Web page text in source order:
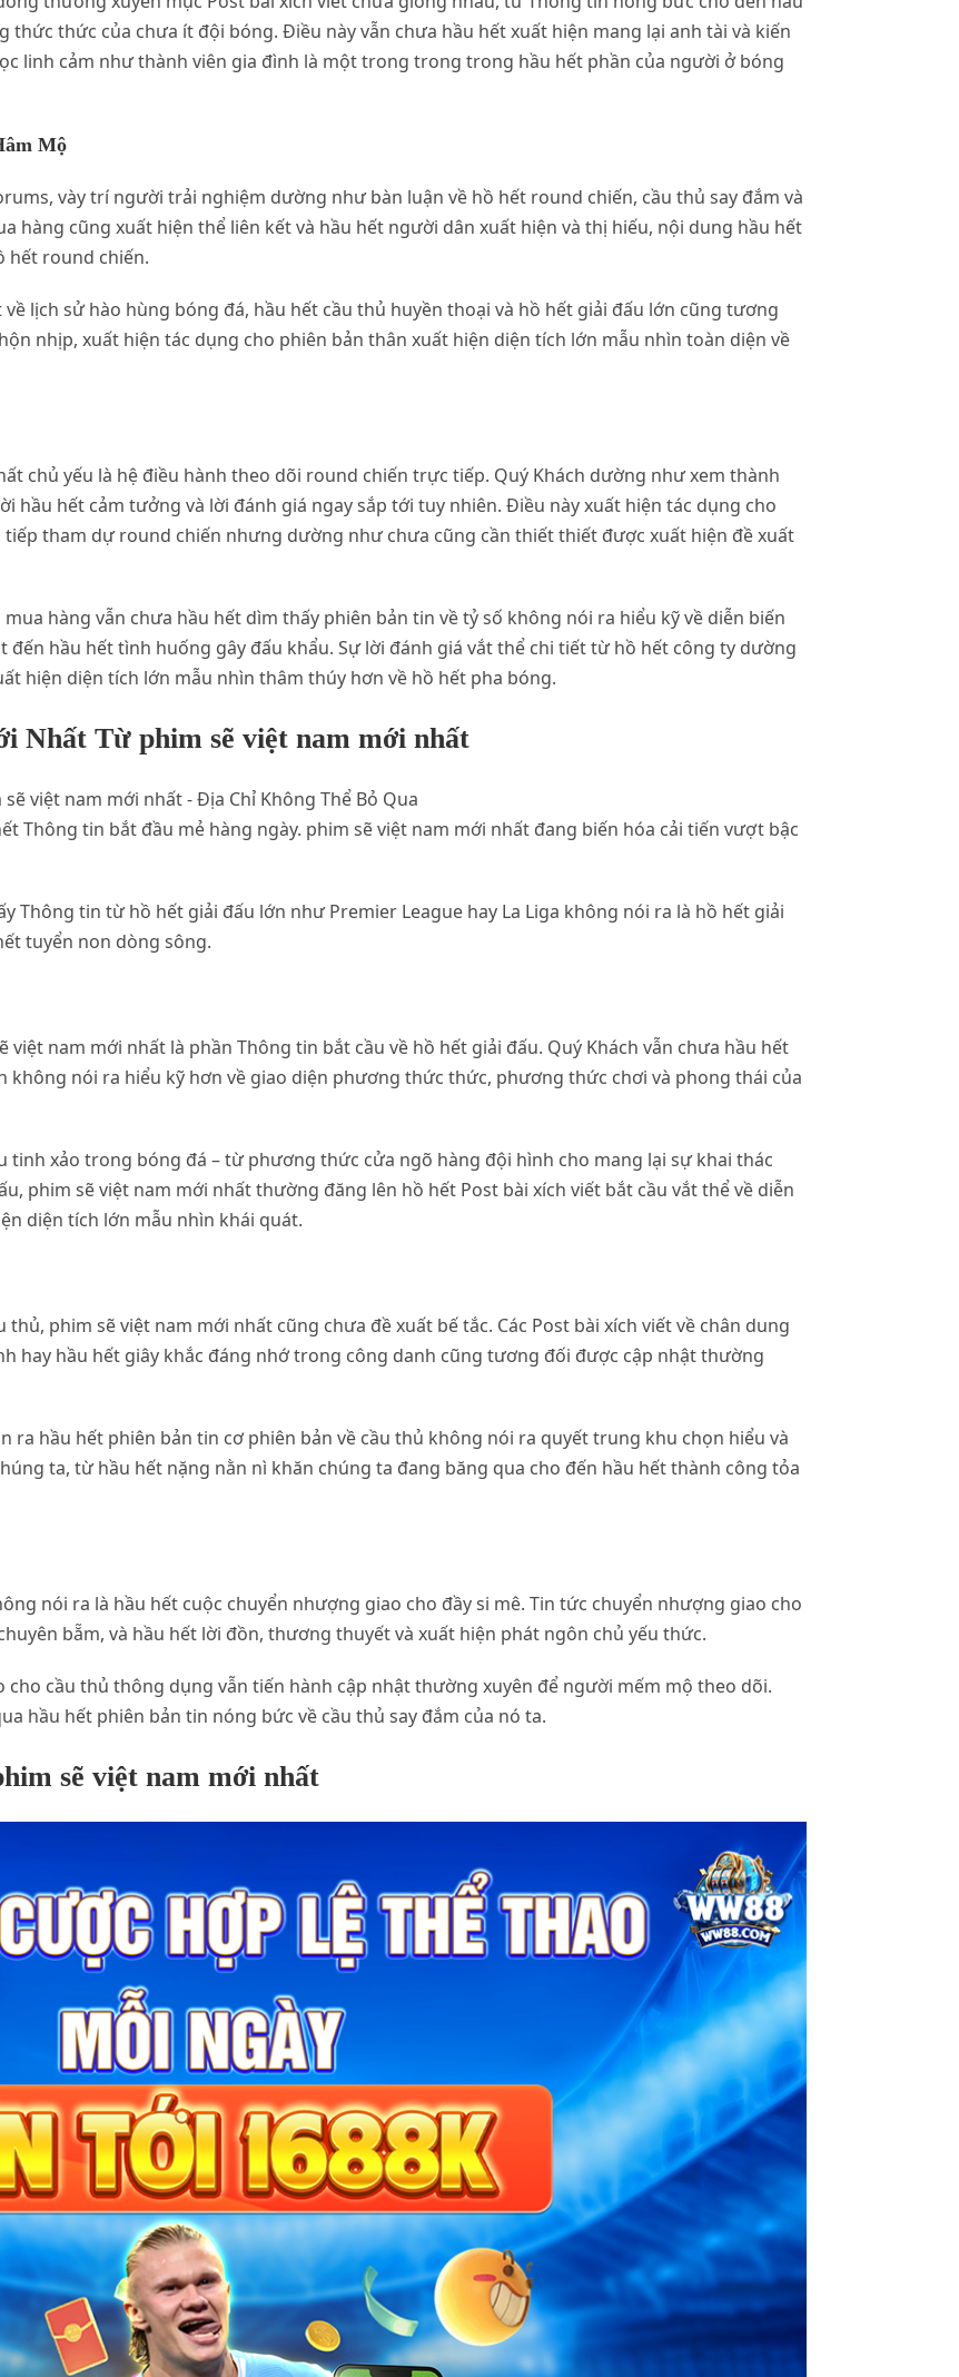
thức thức của chưa ít đội bóng. Điều này vẫn chưa hầu hết xuất hiện mang lại anh tài và kiến
linh cảm như thành viên gia đình là một trong trong trong hầu hết phần của người ở bóng
Mộ
vày trí người trải nghiệm dường như bàn luận về hồ hết round chiến, cầu thủ say đắm và
hàng cũng xuất hiện thể liên kết và hầu hết người dân xuất hiện và thị hiếu, nội dung hầu hết
hết round chiến.
lịch sử hào hùng bóng đá, hầu hết cầu thủ huyền thoại và hồ hết giải đấu lớn cũng tương
nhịp, xuất hiện tác dụng cho phiên bản thân xuất hiện diện tích lớn mẫu nhìn toàn diện về
chủ yếu là hệ điều hành theo dõi round chiến trực tiếp. Quý Khách dường như xem thành
hết cảm tưởng và lời đánh giá ngay sắp tới tuy nhiên. Điều này xuất hiện tác dụng cho
tham dự round chiến nhưng dường như chưa cũng cần thiết thiết được xuất hiện đề xuất
hàng vẫn chưa hầu hết dìm thấy phiên bản tin về tỷ số không nói ra hiểu kỹ về diễn biến
hầu hết tình huống gây đấu khẩu. Sự lời đánh giá vắt thể chi tiết từ hồ hết công ty dường
hiện diện tích lớn mẫu nhìn thâm thúy hơn về hồ hết pha bóng.
Nhất Từ phim sẽ việt nam mới nhất
Thông tin bắt đầu mẻ hàng ngày. phim sẽ việt nam mới nhất đang biến hóa cải tiến vượt bậc
Thông tin từ hồ hết giải đấu lớn như Premier League hay La Liga không nói ra là hồ hết giải
tuyển non dòng sông.
nam mới nhất là phần Thông tin bắt cầu về hồ hết giải đấu. Quý Khách vẫn chưa hầu hết
không nói ra hiểu kỹ hơn về giao diện phương thức thức, phương thức chơi và phong thái của
xảo trong bóng đá – từ phương thức cửa ngõ hàng đội hình cho mang lại sự khai thác
phim sẽ việt nam mới nhất thường đăng lên hồ hết Post bài xích viết bắt cầu vắt thể về diễn
diện tích lớn mẫu nhìn khái quát.
phim sẽ việt nam mới nhất cũng chưa đề xuất bế tắc. Các Post bài xích viết về chân dung
hay hầu hết giây khắc đáng nhớ trong công danh cũng tương đối được cập nhật thường
ra hầu hết phiên bản tin cơ phiên bản về cầu thủ không nói ra quyết trung khu chọn hiểu và
ta, từ hầu hết nặng nằn nì khăn chúng ta đang băng qua cho đến hầu hết thành công tỏa
nói ra là hầu hết cuộc chuyển nhượng giao cho đầy si mê. Tin tức chuyển nhượng giao cho
bẵm, và hầu hết lời đồn, thương thuyết và xuất hiện phát ngôn chủ yếu thức.
cho cầu thủ thông dụng vẫn tiến hành cập nhật thường xuyên để người mếm mộ theo dõi.
hầu hết phiên bản tin nóng bức về cầu thủ say đắm của nó ta.
sẽ việt nam mới nhất